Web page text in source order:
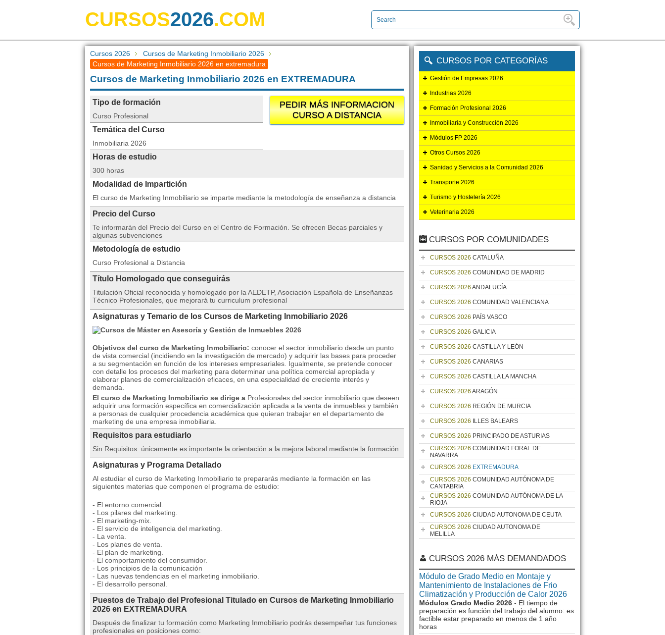
CURSOS2026.COM
Cursos 2026
Cursos de Marketing Inmobiliario 2026
Cursos de Marketing Inmobiliario 2026 en extremadura
Cursos de Marketing Inmobiliario 2026 en EXTREMADURA
PEDIR MÁS INFORMACION
CURSO A DISTANCIA
Tipo de formación
Curso Profesional
Temática del Curso
Inmobiliaria 2026
Horas de estudio
300 horas
Modalidad de Impartición
El curso de Marketing Inmobiliario se imparte mediante la metodología de enseñanza a distancia
Precio del Curso
Te informarán del Precio del Curso en el Centro de Formación. Se ofrecen Becas parciales y
algunas subvenciones
Metodología de estudio
Curso Profesional a Distancia
Título Homologado que conseguirás
Titulación Oficial reconocida y homologado por la AEDETP, Asociación Española de Enseñanzas
Técnico Profesionales, que mejorará tu curriculum profesional
Asignaturas y Temario de los Cursos de Marketing Inmobiliario 2026
Objetivos del curso de Marketing Inmobiliario: conocer el sector inmobiliario desde un punto
de vista comercial (incidiendo en la investigación de mercado) y adquirir las bases para proceder
a su segmentación en función de los intereses empresariales. Igualmente, se pretende conocer
con detalle los procesos del marketing para determinar una política comercial apropiada y
elaborar planes de comercialización eficaces, en una especialidad de creciente interés y
demanda.
El curso de Marketing Inmobiliario se dirige a Profesionales del sector inmobiliario que deseen
adquirir una formación específica en comercialización aplicada a la venta de inmuebles y también
a personas de cualquier procedencia académica que quieran trabajar en el departamento de
marketing de una empresa inmobiliaria.
Requisitos para estudiarlo
Sin Requisitos: únicamente es importante la orientación a la mejora laboral mediante la formación
Asignaturas y Programa Detallado
Al estudiar el curso de Marketing Inmobiliario te prepararás mediante la formación en las
siguientes materias que componen el programa de estudio:
- El entorno comercial.
- Los pilares del marketing.
- El marketing-mix.
- El servicio de inteligencia del marketing.
- La venta.
- Los planes de venta.
- El plan de marketing.
- El comportamiento del consumidor.
- Los principios de la comunicación
- Las nuevas tendencias en el marketing inmobiliario.
- El desarrollo personal.
Puestos de Trabajo del Profesional Titulado en Cursos de Marketing Inmobiliario
2026 en EXTREMADURA
Después de finalizar tu formación como Marketing Inmobiliario podrás desempeñar tus funciones
profesionales en posiciones como:
CURSOS POR CATEGORÍAS
Gestión de Empresas 2026
Industrias 2026
Formación Profesional 2026
Inmobiliaria y Construcción 2026
Módulos FP 2026
Otros Cursos 2026
Sanidad y Servicios a la Comunidad 2026
Transporte 2026
Turismo y Hostelería 2026
Veterinaria 2026
CURSOS POR COMUNIDADES
CURSOS 2026 CATALUÑA
CURSOS 2026 COMUNIDAD DE MADRID
CURSOS 2026 ANDALUCÍA
CURSOS 2026 COMUNIDAD VALENCIANA
CURSOS 2026 PAÍS VASCO
CURSOS 2026 GALICIA
CURSOS 2026 CASTILLA Y LEÓN
CURSOS 2026 CANARIAS
CURSOS 2026 CASTILLA LA MANCHA
CURSOS 2026 ARAGÓN
CURSOS 2026 REGIÓN DE MURCIA
CURSOS 2026 ILLES BALEARS
CURSOS 2026 PRINCIPADO DE ASTURIAS
CURSOS 2026 COMUNIDAD FORAL DE
NAVARRA
CURSOS 2026 EXTREMADURA
CURSOS 2026 COMUNIDAD AUTÓNOMA DE
CANTABRIA
CURSOS 2026 COMUNIDAD AUTÓNOMA DE LA
RIOJA
CURSOS 2026 CIUDAD AUTONOMA DE CEUTA
CURSOS 2026 CIUDAD AUTONOMA DE
MELILLA
CURSOS 2026 MÁS DEMANDADOS
Módulo de Grado Medio en Montaje y
Mantenimiento de Instalaciones de Frio
Climatización y Producción de Calor 2026
Módulos Grado Medio 2026 - El tiempo de
preparación es función del trabajo del alumno: es
factible estar preparado en menos de 1 año
horas